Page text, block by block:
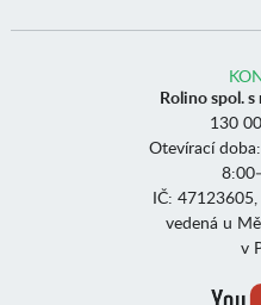
Rolino spol. s
130
Otevírací
IČ:
vedená u
v